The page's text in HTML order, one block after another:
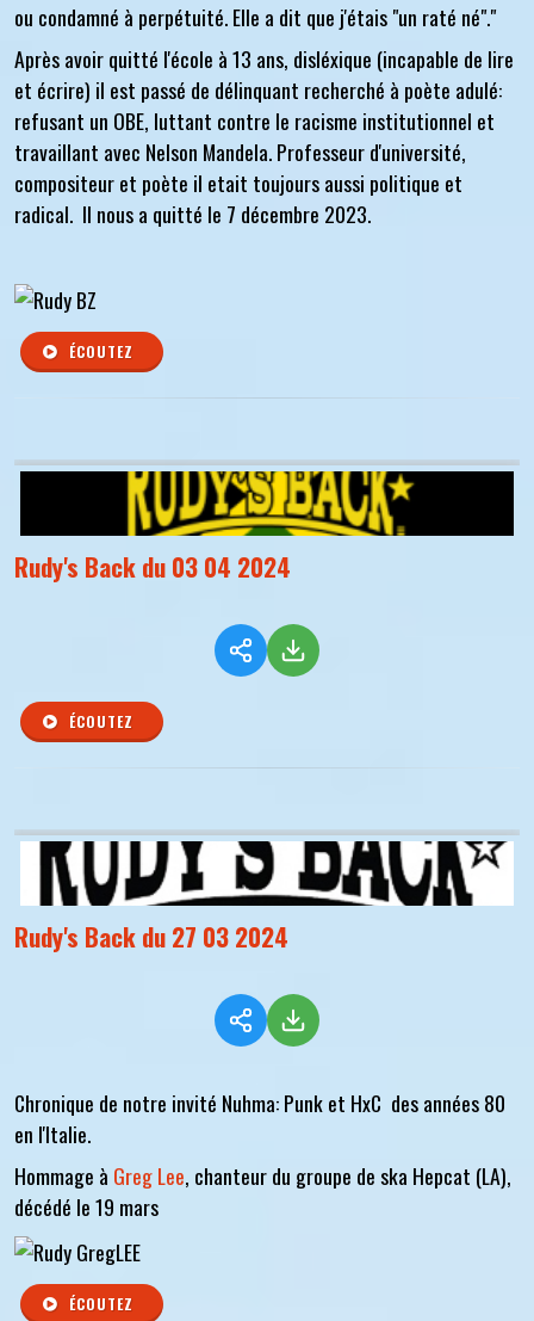
ou condamné à perpétuité. Elle a dit que j'étais "un raté né"."
Après avoir quitté l'école à 13 ans, disléxique (incapable de lire
et écrire) il est passé de délinquant recherché à poète adulé:
refusant un OBE, luttant contre le racisme institutionnel et
travaillant avec Nelson Mandela. Professeur d'université,
compositeur et poète il etait toujours aussi politique et
radical. Il nous a quitté le 7 décembre 2023.
ÉCOUTEZ
Rudy's Back du 03 04 2024
ÉCOUTEZ
Rudy's Back du 27 03 2024
Chronique de notre invité Nuhma: Punk et HxC des années 80
en l'Italie.
Hommage à Greg Lee, chanteur du groupe de ska Hepcat (LA),
décédé le 19 mars
ÉCOUTEZ